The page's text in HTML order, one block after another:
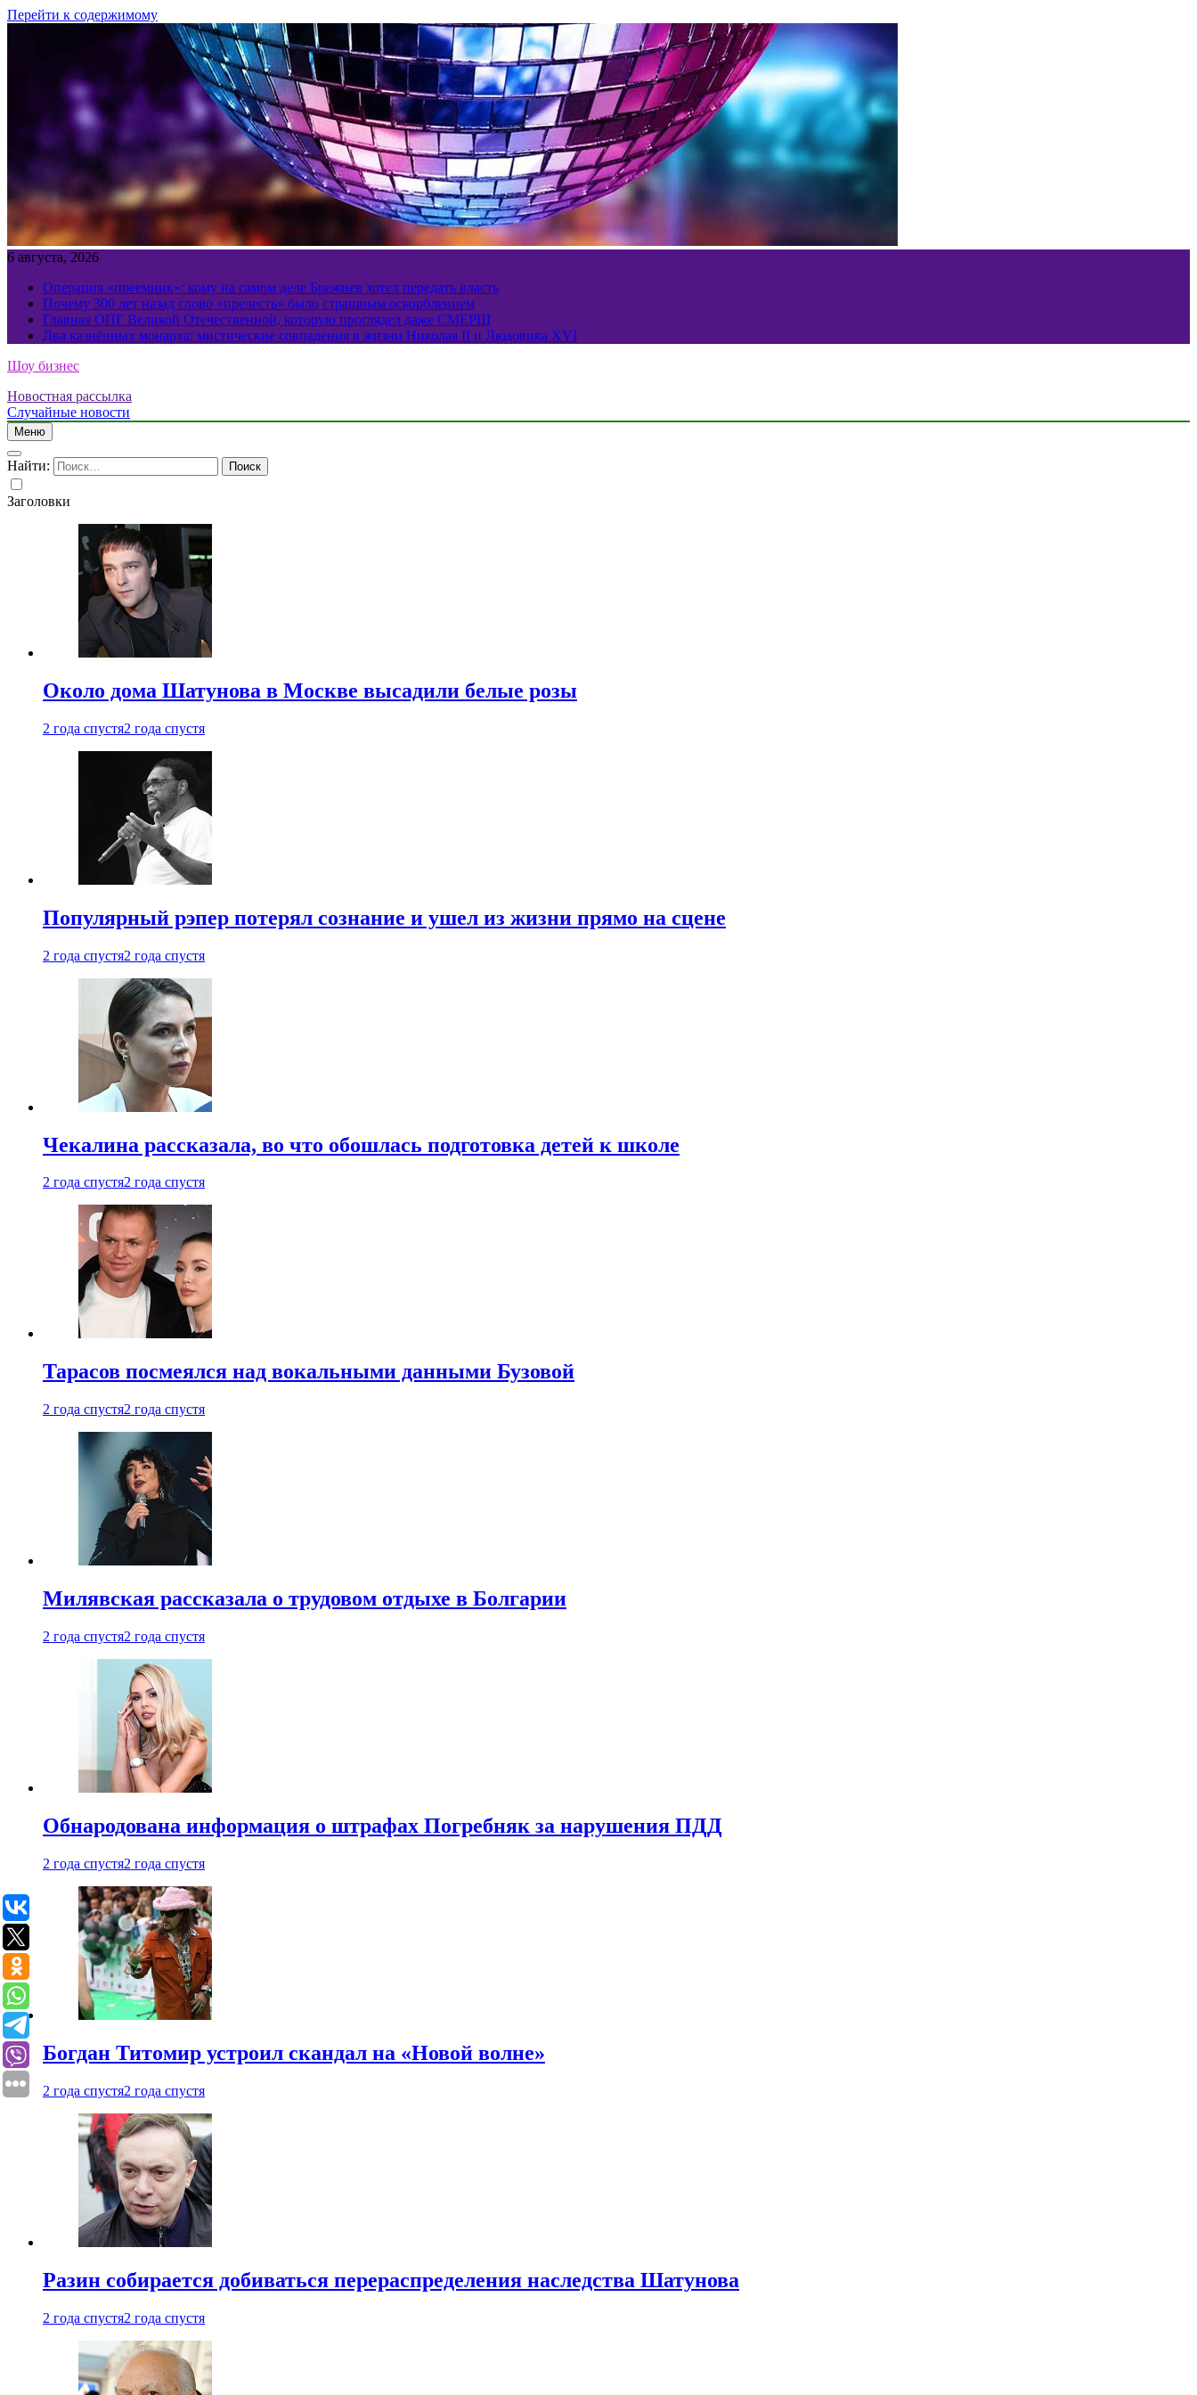
Перейти к содержимому
6 августа, 2026
Операция «преемник»: кому на самом деле Брежнев хотел передать власть
Почему 300 лет назад слово «прелесть» было страшным оскорблением
Главная ОПГ Великой Отечественной, которую проглядел даже СМЕРШ
Два казнённых монарха: мистические совпадения в жизни Николая II и Людовика XVI
Шоу бизнес
Новостная рассылка
Случайные новости
Меню
Найти:
Заголовки
Около дома Шатунова в Москве высадили белые розы
2 года спустя2 года спустя
Популярный рэпер потерял сознание и ушел из жизни прямо на сцене
2 года спустя2 года спустя
Чекалина рассказала, во что обошлась подготовка детей к школе
2 года спустя2 года спустя
Тарасов посмеялся над вокальными данными Бузовой
2 года спустя2 года спустя
Милявская рассказала о трудовом отдыхе в Болгарии
2 года спустя2 года спустя
Обнародована информация о штрафах Погребняк за нарушения ПДД
2 года спустя2 года спустя
Богдан Титомир устроил скандал на «Новой волне»
2 года спустя2 года спустя
Разин собирается добиваться перераспределения наследства Шатунова
2 года спустя2 года спустя